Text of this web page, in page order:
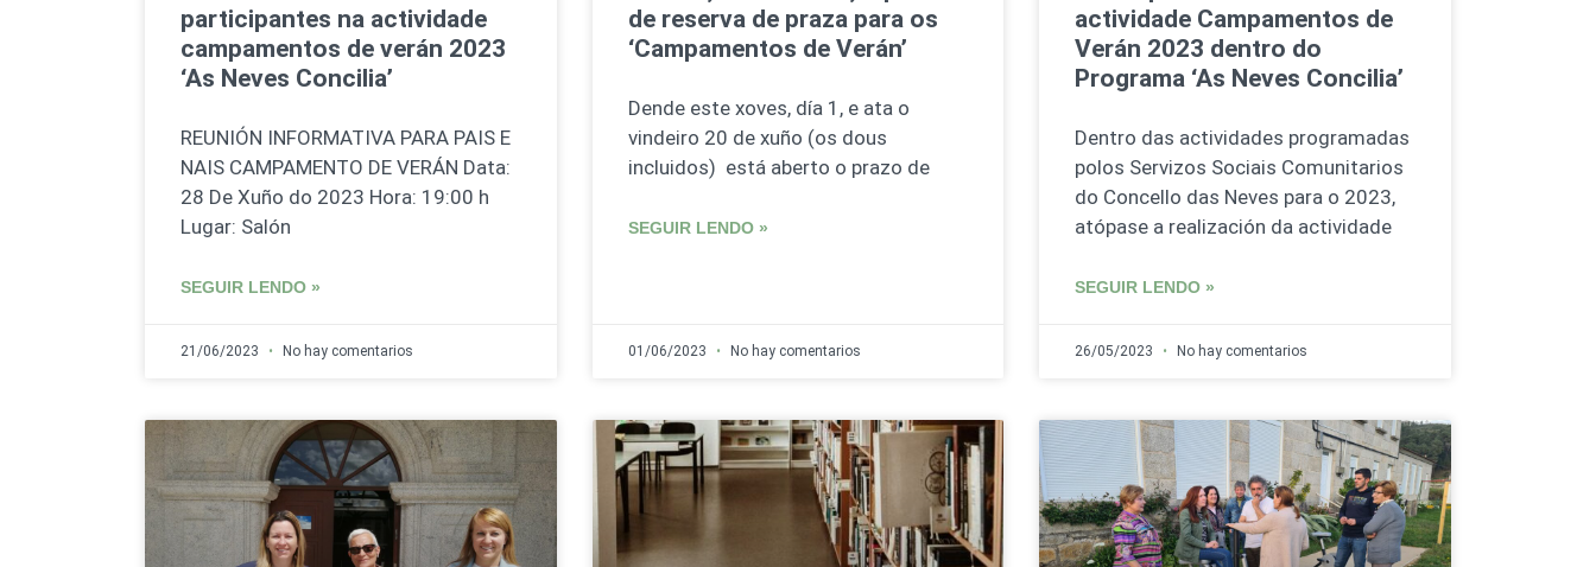
participantes na actividade
campamentos de verán 2023
‘As Neves Concilia’
REUNIÓN INFORMATIVA PARA PAIS E
NAIS CAMPAMENTO DE VERÁN Data:
28 De Xuño do 2023 Hora: 19:00 h
Lugar: Salón
SEGUIR LENDO »
21/06/2023 No hay comentarios
de reserva de praza para os
‘Campamentos de Verán’
Dende este xoves, día 1, e ata o
vindeiro 20 de xuño (os dous
incluidos) está aberto o prazo de
SEGUIR LENDO »
01/06/2023 No hay comentarios
actividade Campamentos de
Verán 2023 dentro do
Programa ‘As Neves Concilia’
Dentro das actividades programadas
polos Servizos Sociais Comunitarios
do Concello das Neves para o 2023,
atópase a realización da actividade
SEGUIR LENDO »
26/05/2023 No hay comentarios